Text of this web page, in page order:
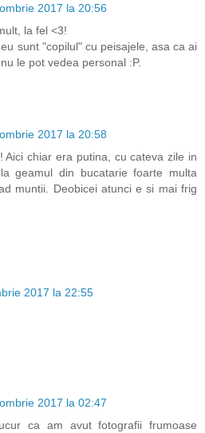
2017 la 20:56
la fel <3!
sunt "copilul" cu peisajele, asa ca ai
le pot vedea personal :P.
2017 la 20:58
Aici chiar era putina, cu cateva zile in
geamul din bucatarie foarte multa
muntii. Deobicei atunci e si mai frig
2017 la 22:55
2017 la 02:47
ca am avut fotografii frumoase